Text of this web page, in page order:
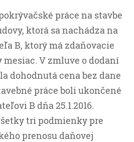
práce na stavbe
ktorá sa nachádza na
B, ktorý má zdaňovacie
V zmluve o dodaní
dohodnutá cena bez dane
práce boli ukončené
B dňa 25.1.2016.
tri podmienky pre
prenosu daňovej